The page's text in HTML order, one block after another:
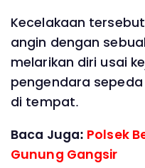
Kecelakaan
angin dengan
melarikan diri usai
pengendara
di tempat.
Baca Juga: Polsek
Gunung Gangsir